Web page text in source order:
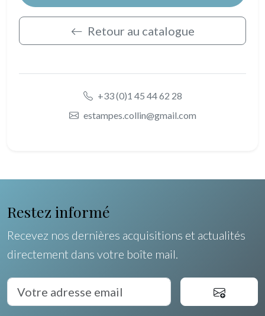
Retour au catalogue
+33 (0)1 45 44 62 28
estampes.collin@gmail.com
Restez informé
Recevez nos dernières acquisitions et actualités
directement dans votre boîte mail.